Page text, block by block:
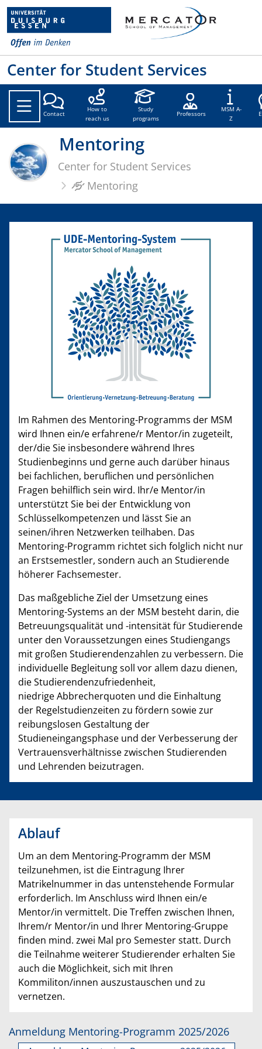
Center for Student Services
Contact
How to
reach us
Study
programs
Professors
MSM A-
Z
Mentoring
Center for Student Services
Mentoring
Im Rahmen des Mentoring-Programms der MSM
wird Ihnen ein/e erfahrene/r Mentor/in zugeteilt,
der/die Sie insbesondere während Ihres
Studienbeginns und gerne auch darüber hinaus
bei fachlichen, beruflichen und persönlichen
Fragen behilflich sein wird. Ihr/e Mentor/in
unterstützt Sie bei der Entwicklung von
Schlüsselkompetenzen und lässt Sie an
seinen/ihren Netzwerken teilhaben. Das
Mentoring-Programm richtet sich folglich nicht nur
an Erstsemestler, sondern auch an Studierende
höherer Fachsemester.
Das maßgebliche Ziel der Umsetzung eines
Mentoring-Systems an der MSM besteht darin, die
Betreuungsqualität und -intensität für Studierende
unter den Voraussetzungen eines Studiengangs
mit großen Studierendenzahlen zu verbessern. Die
individuelle Begleitung soll vor allem dazu dienen,
die Studierendenzufriedenheit,
niedrige Abbrecherquoten und die Einhaltung
der Regelstudienzeiten zu fördern sowie zur
reibungslosen Gestaltung der
Studieneingangsphase und der Verbesserung der
Vertrauensverhältnisse zwischen Studierenden
und Lehrenden beizutragen.
Ablauf
Um an dem Mentoring-Programm der MSM
teilzunehmen, ist die Eintragung Ihrer
Matrikelnummer in das untenstehende Formular
erforderlich. Im Anschluss wird Ihnen ein/e
Mentor/in vermittelt. Die Treffen zwischen Ihnen,
Ihrem/r Mentor/in und Ihrer Mentoring-Gruppe
finden mind. zwei Mal pro Semester statt. Durch
die Teilnahme weiterer Studierender erhalten Sie
auch die Möglichkeit, sich mit Ihren
Kommiliton/innen auszustauschen und zu
vernetzen.
Anmeldung Mentoring-Programm 2025/2026